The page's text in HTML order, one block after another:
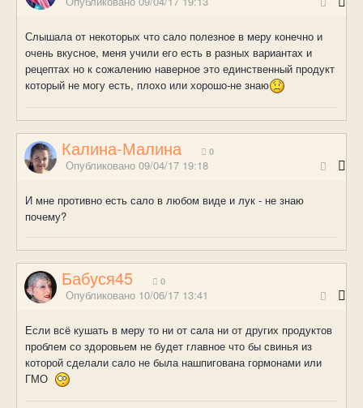
Слышала от некоторых что сало полезное в меру конечно и
очень вкусное, меня учили его есть в разных вариантах и
рецептах но к сожалению наверное это единственный продукт
который не могу есть, плохо или хорошо-не знаю
Калина-Малина 0
Опубликовано 09/04/17 19:18
И мне противно есть сало в любом виде и лук - не знаю
почему?
Бабуся45 0
Опубликовано 10/06/17 13:41
Если всё кушать в меру то ни от сала ни от других продуктов
проблем со здоровьем не будет главное что бы свинья из
которой сделали сало не была нашпигована гормонами или
ГМО